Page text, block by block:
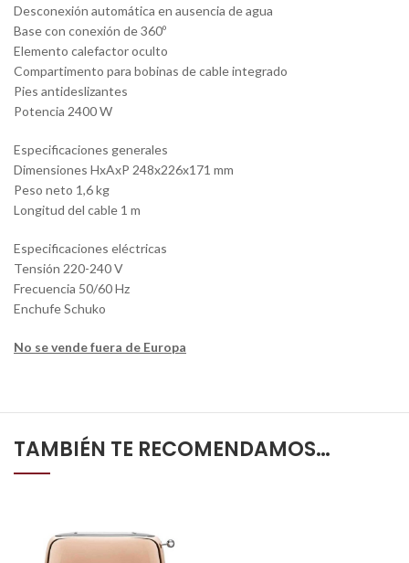
Desconexión automática en ausencia de agua
Base con conexión de 360º
Elemento calefactor oculto
Compartimento para bobinas de cable integrado
Pies antideslizantes
Potencia 2400 W
Especificaciones generales
Dimensiones HxAxP 248x226x171 mm
Peso neto 1,6 kg
Longitud del cable 1 m
Especificaciones eléctricas
Tensión 220-240 V
Frecuencia 50/60 Hz
Enchufe Schuko
No se vende fuera de Europa
TAMBIÉN TE RECOMENDAMOS…